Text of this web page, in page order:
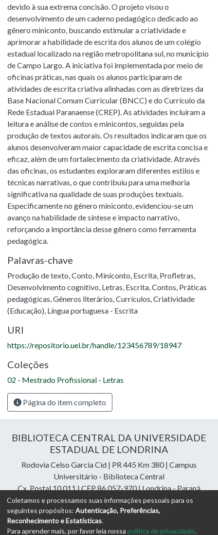
devido à sua extrema concisão. O projeto visou o
desenvolvimento de um caderno pedagógico dedicado ao
gênero miniconto, buscando estimular a criatividade e
aprimorar a habilidade de escrita dos alunos de um colégio
estadual localizado na região metropolitana sul, no município
de Campo Largo. A iniciativa foi implementada por meio de
oficinas práticas, nas quais os alunos participaram de
atividades de escrita criativa alinhadas com as diretrizes da
Base Nacional Comum Curricular (BNCC) e do Currículo da
Rede Estadual Paranaense (CREP). As atividades incluíram a
leitura e análise de contos e minicontos, seguidas pela
produção de textos autorais. Os resultados indicaram que os
alunos desenvolveram maior capacidade de escrita concisa e
eficaz, além de um fortalecimento da criatividade. Através
das oficinas, os estudantes exploraram diferentes estilos e
técnicas narrativas, o que contribuiu para uma melhoria
significativa na qualidade de suas produções textuais.
Especificamente no gênero miniconto, evidenciou-se um
avanço na habilidade de síntese e impacto narrativo,
reforçando a importância desse gênero como ferramenta
pedagógica.
Palavras-chave
Produção de texto,Conto, Miniconto, Escrita, Profletras,
Desenvolvimento cognitivo, Letras, Escrita,Contos, Práticas
pedagógicas,Gêneros literários,Currículos,Criatividade
(Educação), Língua portuguesa - Escrita
URI
https://repositorio.uel.br/handle/123456789/18947
Coleções
02 - Mestrado Profissional - Letras
Página do item completo
BIBLIOTECA CENTRAL DA UNIVERSIDADE
ESTADUAL DE LONDRINA
Rodovia Celso Garcia Cid | PR 445 Km 380 | Campus
Universitário - Biblioteca Central
Cx. Postal 10.011 | CEP 86.057-970 | Londrina - Paraná
Contatos: e-mail:riuel@uel.br| fone: 43 3371-4409
DSpace Cloud Softwarecopyright © 2023-2026
Coletamos e processamos suas informações pessoais para os
seguintes propósitos: Autenticação, Preferências,
Reconhecimento e Estatísticas.
Para aprender mais, por favor leia nossa política de privacidade.